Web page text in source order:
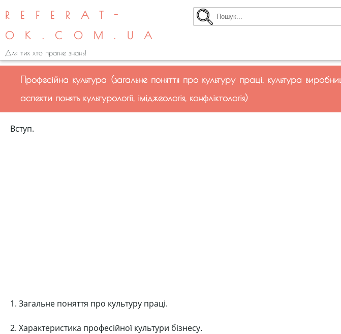
REFERAT-
OK.COM.UA
Для тих хто прагне знань!
Професійна культура (загальне поняття про культуру праці, культура
аспекти понять культурології, іміджеологія, конфліктологія)
Вступ.
1. Загальне поняття про культуру праці.
2. Характеристика професійної культури бізнесу.